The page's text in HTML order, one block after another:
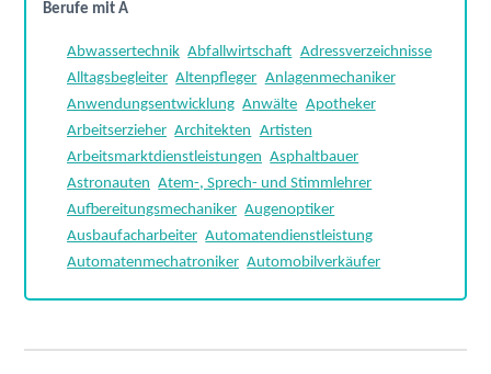
Berufe mit A
Abwassertechnik Abfallwirtschaft Adressverzeichnisse
Alltagsbegleiter Altenpfleger Anlagenmechaniker
Anwendungsentwicklung Anwälte Apotheker
Arbeitserzieher Architekten Artisten
Arbeitsmarktdienstleistungen Asphaltbauer
Astronauten Atem-, Sprech- und Stimmlehrer
Aufbereitungsmechaniker Augenoptiker
Ausbaufacharbeiter Automatendienstleistung
Automatenmechatroniker Automobilverkäufer